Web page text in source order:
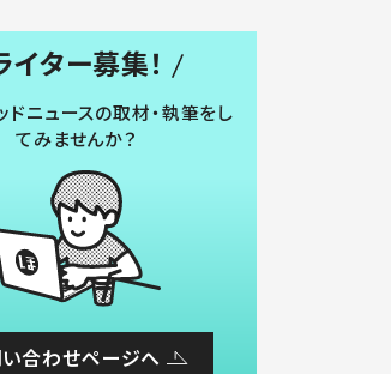
イター募集！
ドニュースの取材・執筆をし
てみませんか？
合わせページへ